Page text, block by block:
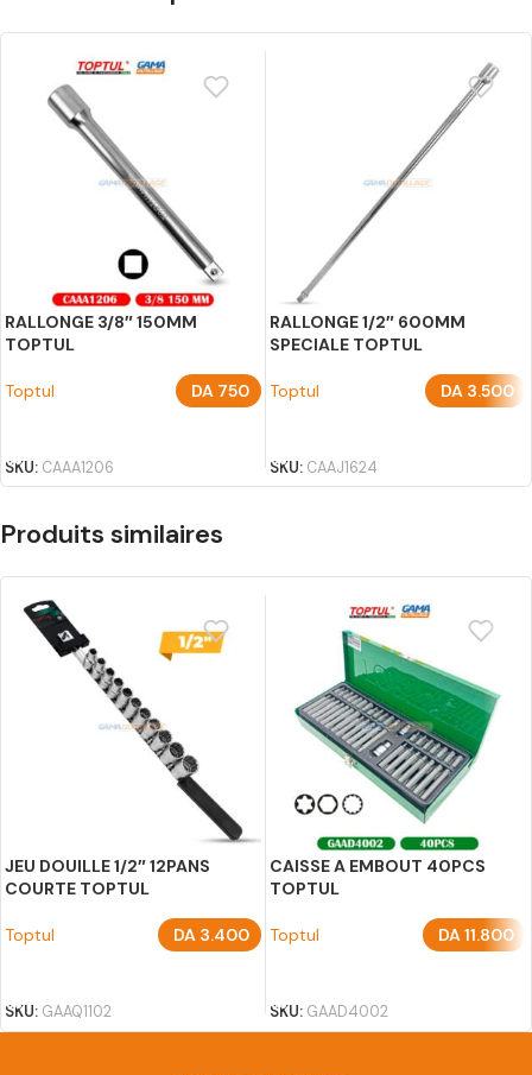
RALLONGE 3/8″ 150MM
TOPTUL
Toptul DA 750
SKU: CAAA1206
RALLONGE 1/2″ 600MM
SPECIALE TOPTUL
Toptul DA 3.500
SKU: CAAJ1624
Produits similaires
JEU DOUILLE 1/2″ 12PANS
COURTE TOPTUL
Toptul DA 3.400
SKU: GAAQ1102
CAISSE A EMBOUT 40PCS
TOPTUL
Toptul DA11.800
SKU: GAAD4002